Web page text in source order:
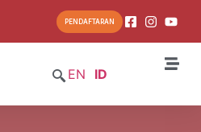
PENDAFTARAN
EN ID